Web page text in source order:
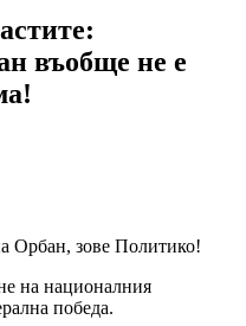
въобще не е
Орбан, зове Политико!
на националния
победа.